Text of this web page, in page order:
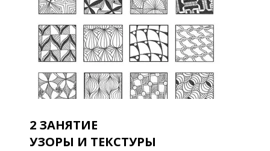
2 ЗАНЯТИЕ
УЗОРЫ И ТЕКСТУРЫ